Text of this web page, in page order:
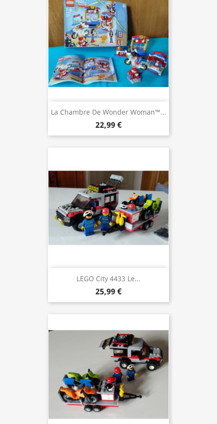
La Chambre De Wonder Woman™...
22,99 €
LEGO City 4433 Le...
25,99 €